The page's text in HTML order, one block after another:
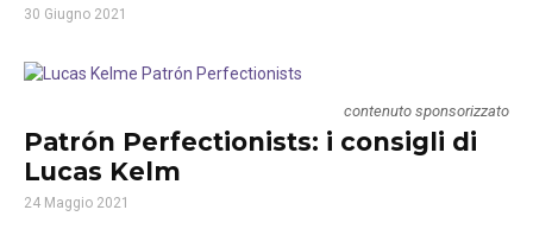
30 Giugno 2021
contenuto sponsorizzato
Patrón Perfectionists: i consigli di
Lucas Kelm
24 Maggio 2021